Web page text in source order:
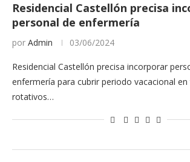
Residencial Castellón precisa
personal de enfermería
por Admin 03/06/2024
Residencial Castellón precisa incorporar
enfermería para cubrir periodo vacacional
rotativos…